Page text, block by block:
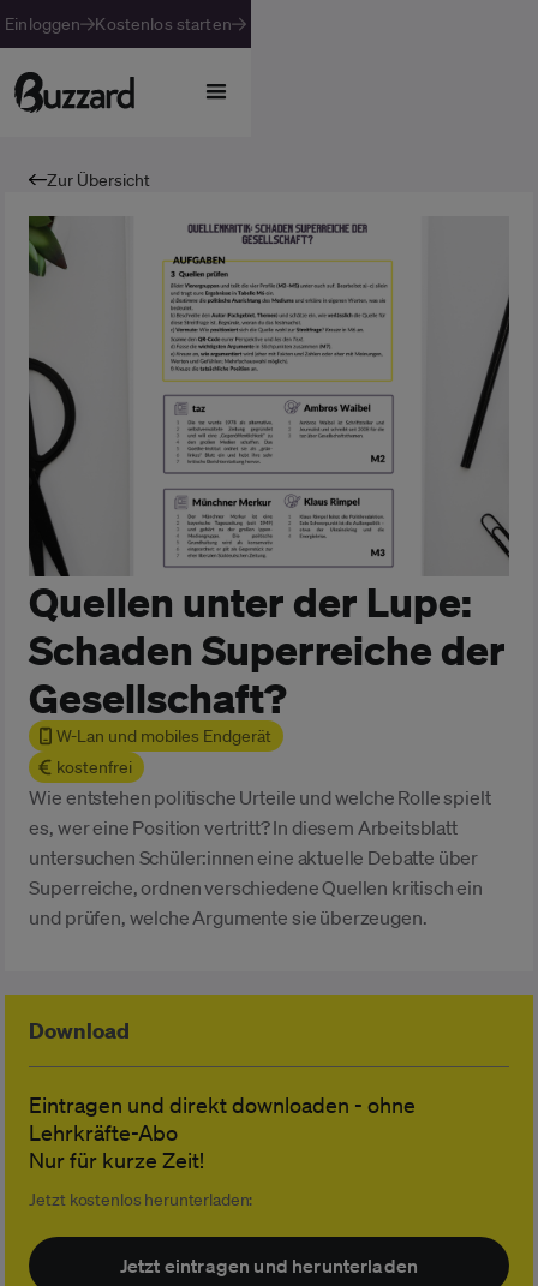
Einloggen Kostenlos starten
Zur Übersicht
Quellen unter der Lupe:
Schaden Superreiche der
Gesellschaft?
W-Lan und mobiles Endgerät
kostenfrei
Wie entstehen politische Urteile und welche Rolle spielt
es, wer eine Position vertritt? In diesem Arbeitsblatt
untersuchen Schüler:innen eine aktuelle Debatte über
Superreiche, ordnen verschiedene Quellen kritisch ein
und prüfen, welche Argumente sie überzeugen.
Download
Eintragen und direkt downloaden - ohne
Lehrkräfte-Abo
Nur für kurze Zeit!
Jetzt kostenlos herunterladen:
Jetzt eintragen und herunterladen